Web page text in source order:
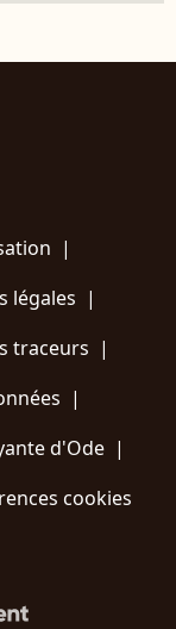
|
légales |
traceurs |
|
d'Ode |
cookies